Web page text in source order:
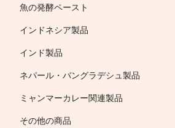
魚の発酵ペースト
インドネシア製品
インド製品
ネパール・バングラデシュ製品
ミャンマーカレー関連製品
その他の商品